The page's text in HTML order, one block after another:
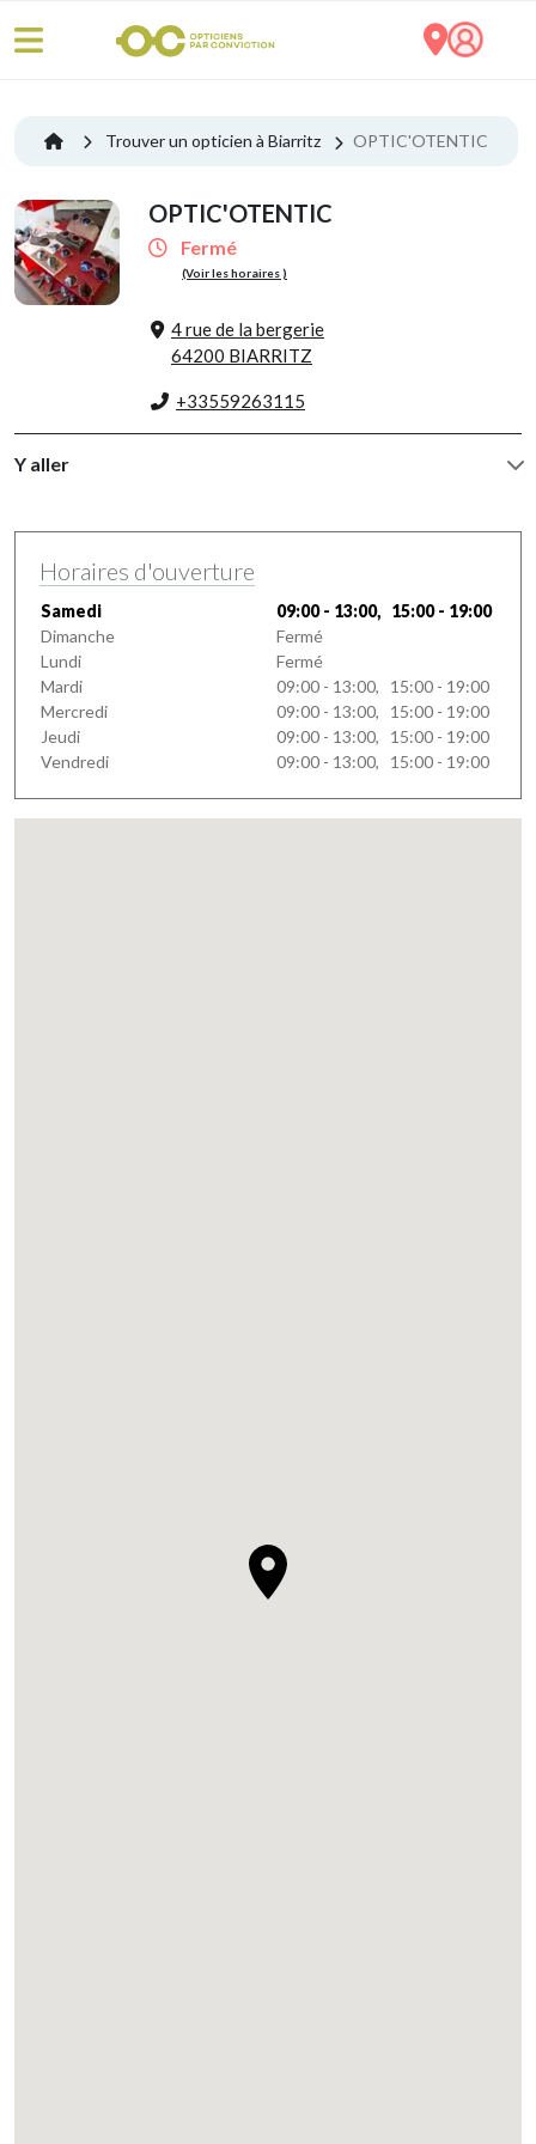
Trouver un opticien à Biarritz OPTIC'OTENTIC
OPTIC'OTENTIC
Fermé
(Voir les horaires )
4 rue de la bergerie
64200 BIARRITZ
+33559263115
Y aller
Horaires d'ouverture
Samedi
09:00 - 13:00, 15:00 - 19:00
Dimanche
Fermé
Lundi
Fermé
Mardi
09:00 - 13:00, 15:00 - 19:00
Mercredi
09:00 - 13:00, 15:00 - 19:00
Jeudi
09:00 - 13:00, 15:00 - 19:00
Vendredi
09:00 - 13:00, 15:00 - 19:00